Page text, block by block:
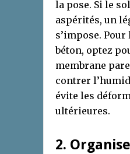
la pose. Si le
aspérités, un
s’impose.
béton, optez
membrane
contrer
évite les
ultérieures.
2.